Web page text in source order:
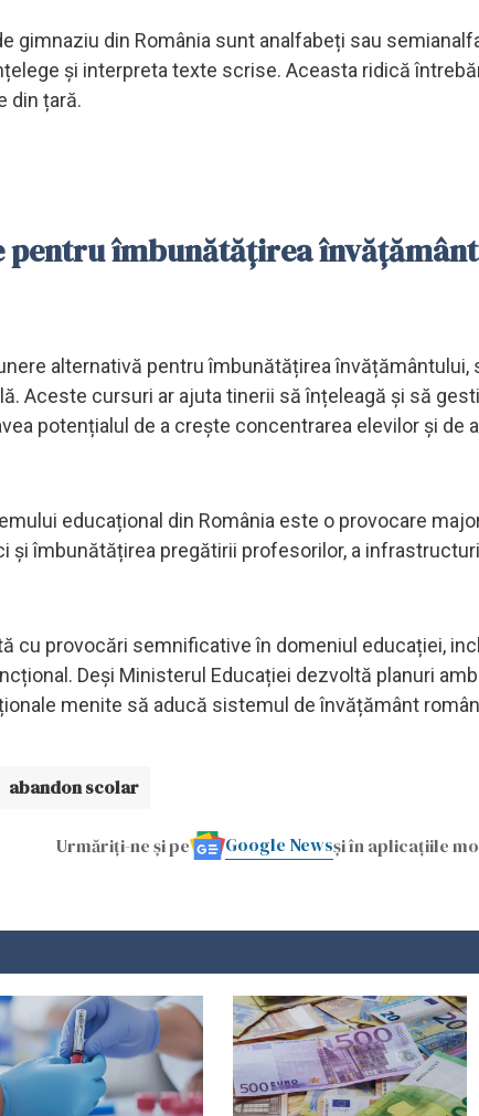
gimnaziu din România sunt analfabeți sau
și interpreta texte scrise. Aceasta ridică
din țară.
îmbunătățirea
alternativă pentru îmbunătățirea învățământului,
Aceste cursuri ar ajuta tinerii să înțeleagă și să
potențialul de a crește concentrarea elevilor și de
educațional din România este o provocare
și îmbunătățirea pregătirii profesorilor, a
cu provocări semnificative în domeniul educației,
Deși Ministerul Educației dezvoltă planuri
menite să aducă sistemul de învățământ
abandon scolar
Urmăriți-ne și pe Google Newsși în aplicațiile